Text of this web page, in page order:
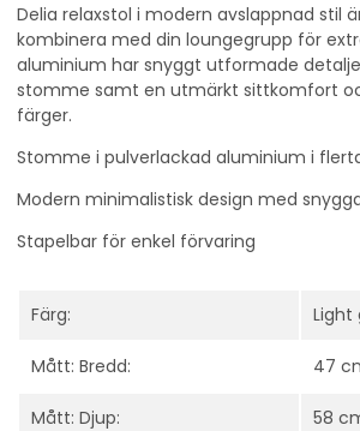
Delia relaxstol i modern avslappnad stil
kombinera med din loungegrupp för
aluminium har snyggt utformade
stomme samt en utmärkt sittkomfort
färger.
Stomme i pulverlackad aluminium i
Modern minimalistisk design med
Stapelbar för enkel förvaring
Färg: Light
Mått: Bredd: 47
Mått: Djup: 58